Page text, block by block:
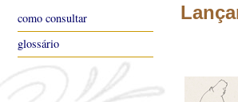
como consultar
glossário